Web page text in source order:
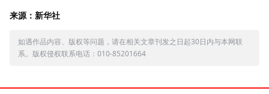
来源：新华社
如遇作品内容、版权等问题，请在相关文章刊发之日起30日内与本网联
系。版权侵权联系电话：010-85201664